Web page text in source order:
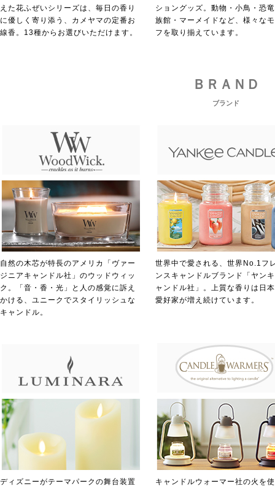
えた花ふぜいシリーズは、毎日の香り
に優しく寄り添う、カメヤマの定番お
線香。13種からお選びいただけます。
ショングッズ。動物・小鳥・恐
族館・マーメイドなど、様々な
フを取り揃えています。
ＢＲＡＮＤ
ブランド
自然の木芯が特長のアメリカ「ヴァー
ジニアキャンドル社」のウッドウィッ
ク。「音・香・光」と人の感覚に訴え
かける、ユニークでスタイリッシュな
キャンドル。
世界中で愛される、世界No.1フ
ンスキャンドルブランド「ヤン
ャンドル社」。上質な香りは日
愛好家が増え続けています。
ディズニーがテーマパークの舞台装置
キャンドルウォーマー社の火を